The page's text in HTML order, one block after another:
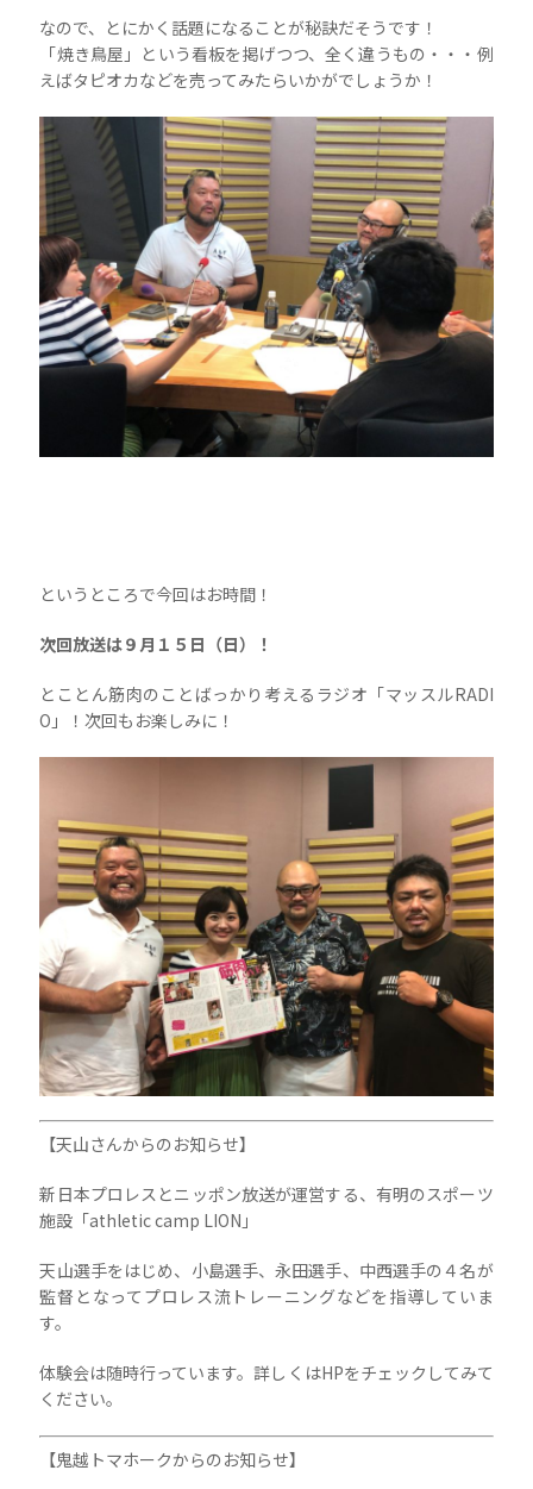
なので、とにかく話題になることが秘訣だそうです！
「焼き鳥屋」という看板を掲げつつ、全く違うもの・・・例
えばタピオカなどを売ってみたらいかがでしょうか！
というところで今回はお時間！
次回放送は９月１５日（日）！
とことん筋肉のことばっかり考えるラジオ「マッスルRADI
O」！次回もお楽しみに！
【天山さんからのお知らせ】
新日本プロレスとニッポン放送が運営する、有明のスポーツ
施設「athletic camp LION」
天山選手をはじめ、小島選手、永田選手、中西選手の４名が
監督となってプロレス流トレーニングなどを指導していま
す。
体験会は随時行っています。詳しくはHPをチェックしてみて
ください。
【鬼越トマホークからのお知らせ】